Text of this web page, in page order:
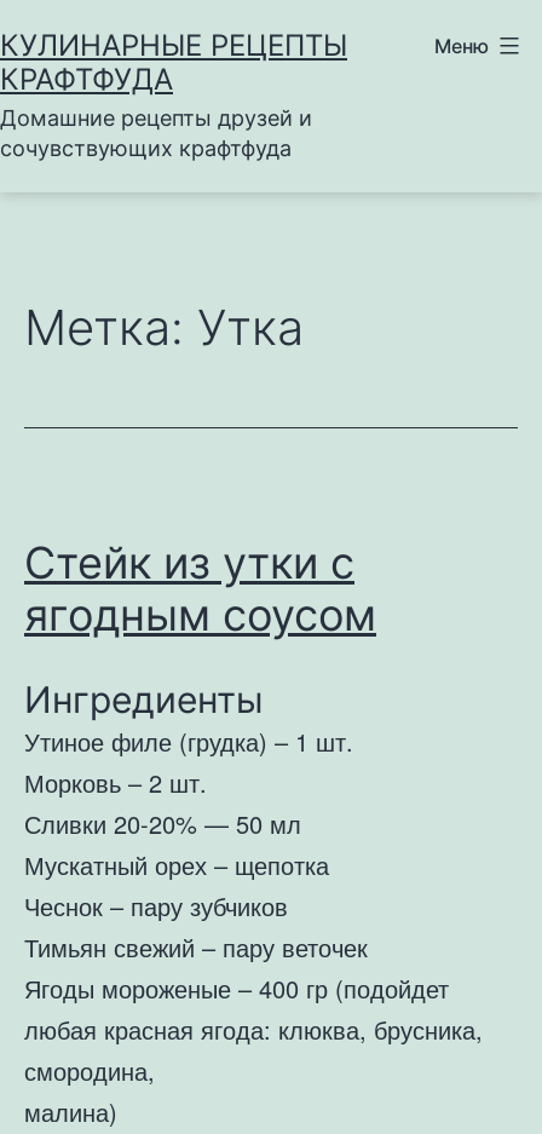
к
содержимому
КУЛИНАРНЫЕ РЕЦЕПТЫ
КРАФТФУДА
Домашние рецепты друзей и
сочувствующих крафтфуда
Меню
Метка: Утка
Стейк из утки с
ягодным соусом
Ингредиенты
Утиное филе (грудка) – 1 шт.
Морковь – 2 шт.
Сливки 20-20% — 50 мл
Мускатный орех – щепотка
Чеснок – пару зубчиков
Тимьян свежий – пару веточек
Ягоды мороженые – 400 гр (подойдет
любая красная ягода: клюква, брусника,
смородина,
малина)